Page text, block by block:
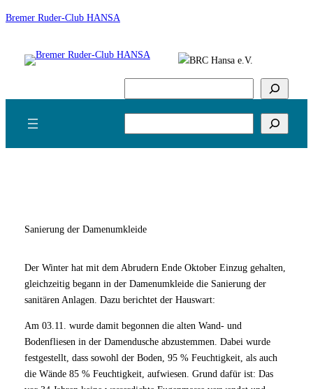
Zum
springen
Bremer Ruder-Club HANSA
Sanierung der Damenumkleide
Der Winter hat mit dem Abrudern Ende Oktober Einzug gehalten,
gleichzeitig begann in der Damenumkleide die Sanierung der
sanitären Anlagen. Dazu berichtet der Hauswart:
Am 03.11. wurde damit begonnen die alten Wand- und
Bodenfliesen in der Damendusche abzustemmen. Dabei wurde
festgestellt, dass sowohl der Boden, 95 % Feuchtigkeit, als auch
die Wände 85 % Feuchtigkeit, aufwiesen. Grund dafür ist: Das